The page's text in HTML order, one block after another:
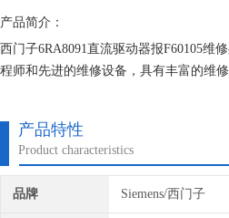
产品简介：
西门子6RA8091直流驱动器报F60105维
程师和先进的维修设备，具有丰富的维
产品特性
Product characteristics
品牌 Siemens/西门子